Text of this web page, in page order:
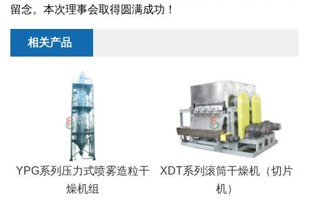
留念。本次理事会取得圆满成功！
相关产品
YPG系列压力式喷雾造粒干
燥机组
XDT系列滚筒干燥机（切片
机）